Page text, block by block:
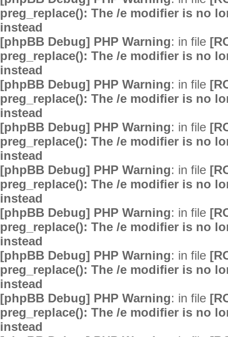
preg_replace(): The /e modifier is no
instead
[phpBB Debug] PHP Warning: in file
preg_replace(): The /e modifier is no
instead
[phpBB Debug] PHP Warning: in file
preg_replace(): The /e modifier is no
instead
[phpBB Debug] PHP Warning: in file
preg_replace(): The /e modifier is no
instead
[phpBB Debug] PHP Warning: in file
preg_replace(): The /e modifier is no
instead
[phpBB Debug] PHP Warning: in file
preg_replace(): The /e modifier is no
instead
[phpBB Debug] PHP Warning: in file
preg_replace(): The /e modifier is no
instead
[phpBB Debug] PHP Warning: in file
preg_replace(): The /e modifier is no
instead